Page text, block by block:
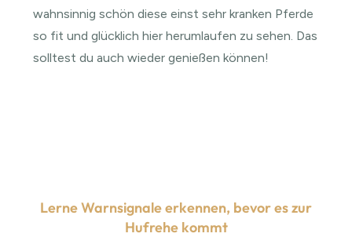
wahnsinnig schön diese einst sehr kranken Pferde
so fit und glücklich hier herumlaufen zu sehen. Das
solltest du auch wieder genießen können!
Lerne Warnsignale erkennen, bevor es zur
Hufrehe kommt